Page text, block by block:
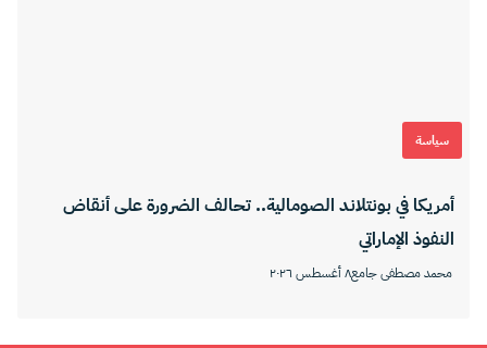
سياسة
أمريكا في بونتلاند الصومالية.. تحالف الضرورة على أنقاض
النفوذ الإماراتي
محمد مصطفى جامع٨ أغسطس ٢٠٢٦